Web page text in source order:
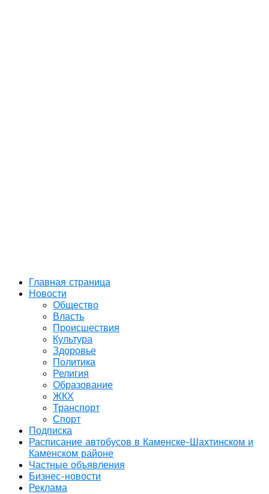
Главная страница
Новости
Общество
Власть
Происшествия
Культура
Здоровье
Политика
Религия
Образование
ЖКХ
Транспорт
Спорт
Подписка
Расписание автобусов в Каменске-Шахтинском и
Каменском районе
Частные объявления
Бизнес-новости
Реклама